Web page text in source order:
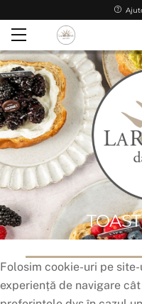
content
Menu
Folosim cookie-uri pe
experiență de navigare